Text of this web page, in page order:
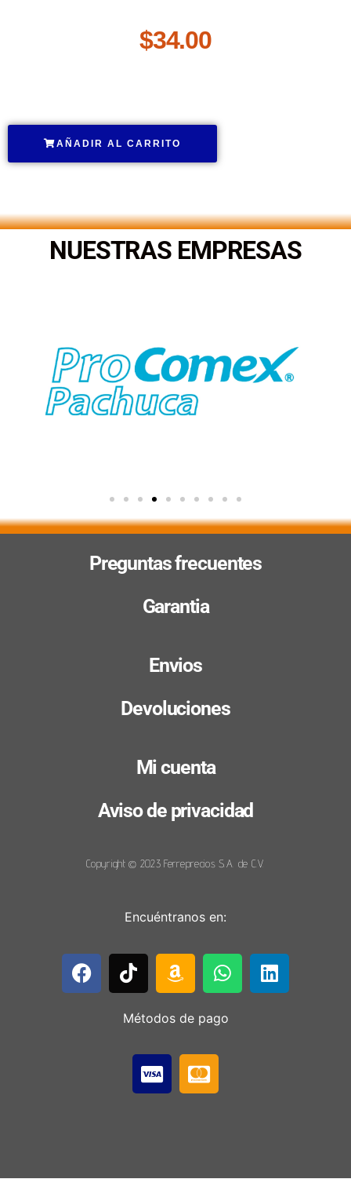
$34.00
AÑADIR AL CARRITO
NUESTRAS EMPRESAS
Preguntas frecuentes
Garantia
Envios
Devoluciones
Mi cuenta
Aviso de privacidad
Copyright © 2023 Ferreprecios S.A. de C.V.
Encuéntranos en:
Métodos de pago